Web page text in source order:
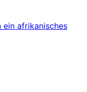
ein afrikanisches